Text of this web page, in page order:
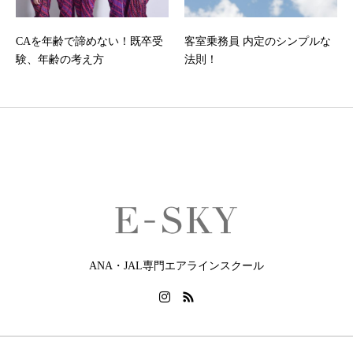
CAを年齢で諦めない！既卒受
験、年齢の考え方
客室乗務員 内定のシンプルな
法則！
ANA・JAL専門エアラインスクール